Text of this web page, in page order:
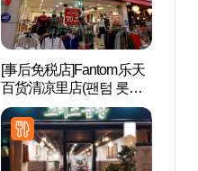
[事后免税店]Fantom乐天
百货清凉里店(팬텀 롯데
백화점 청량리점)